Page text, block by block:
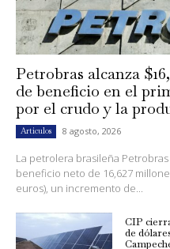
Petrobras alcanza
de beneficio en el
por el crudo y la
Artículos 8 agosto, 2026
La petrolera brasileña
beneficio neto de 16,627
euros), un incremento de...
CIP
de